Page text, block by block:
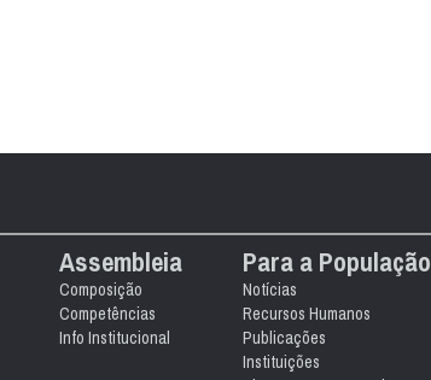
Assembleia
Composição
Competências
Info Institucional
Para a População
Notícias
Recursos Humanos
Publicações
Instituições